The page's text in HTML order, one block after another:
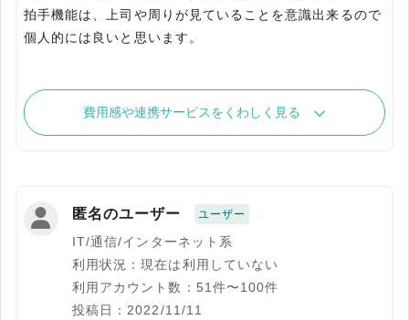
拍手機能は、上司や周りが見ていることを意識出来るので
個人的には良いと思います。
費用感や連携サービスをくわしく見る
匿名のユーザー ユーザー
IT/通信/インターネット系
利用状況：現在は利用していない
利用アカウント数：51件〜100件
投稿日：2022/11/11